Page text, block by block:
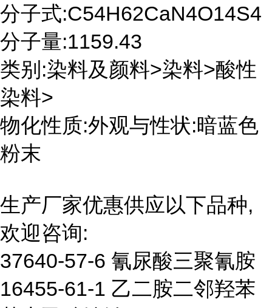
分子式:C54H62CaN4O14S4
分子量:1159.43
类别:染料及颜料>染料>酸性
染料>
物化性质:外观与性状:暗蓝色
粉末
生产厂家优惠供应以下品种,
欢迎咨询:
37640-57-6 氰尿酸三聚氰胺
16455-61-1 乙二胺二邻羟苯